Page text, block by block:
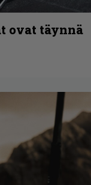
ovat täynnä